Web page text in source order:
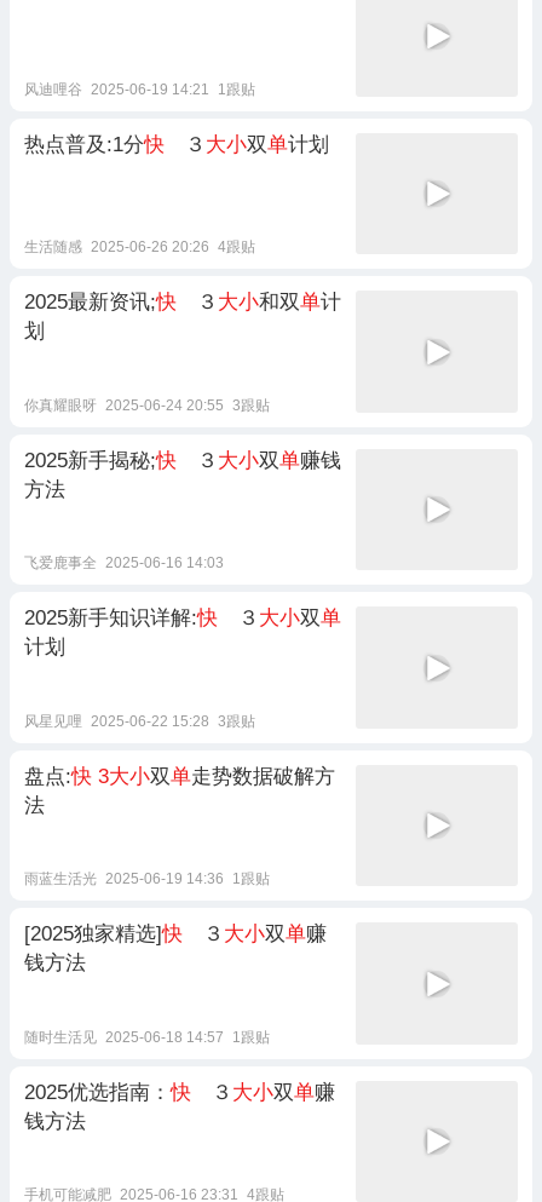
风迪哩谷 2025-06-19 14:21 1跟贴
热点普及:1分快 ３ 大小双单计划
生活随感 2025-06-26 20:26 4跟贴
2025最新资讯;快 ３ 大小和双单计
划
你真耀眼呀 2025-06-24 20:55 3跟贴
2025新手揭秘;快 ３ 大小双单赚钱
方法
飞爱鹿事全 2025-06-16 14:03
2025新手知识详解:快 ３ 大小双单
计划
风星见哩 2025-06-22 15:28 3跟贴
盘点:快 3大小双单走势数据破解方
法
雨蓝生活光 2025-06-19 14:36 1跟贴
[2025独家精选]快 ３ 大小双单赚
钱方法
随时生活见 2025-06-18 14:57 1跟贴
2025优选指南：快 ３ 大小双单赚
钱方法
手机可能减肥 2025-06-16 23:31 4跟贴